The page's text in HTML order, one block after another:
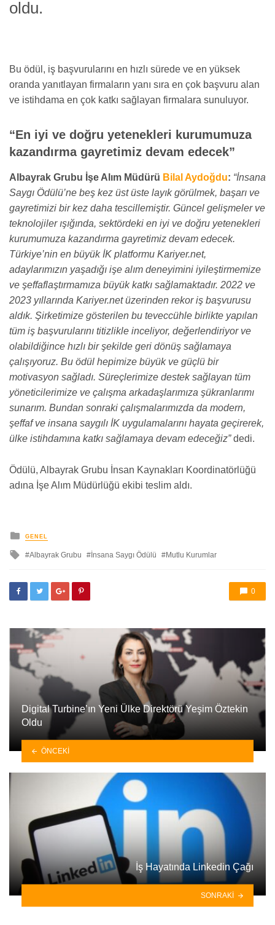
oldu.
Bu ödül, iş başvurularını en hızlı sürede ve en yüksek
oranda yanıtlayan firmaların yanı sıra en çok başvuru alan
ve istihdama en çok katkı sağlayan firmalara sunuluyor.
“En iyi ve doğru yetenekleri kurumumuza
kazandırma gayretimiz devam edecek”
Albayrak Grubu İşe Alım Müdürü Bilal Aydoğdu: “İnsana
Saygı Ödülü’ne beş kez üst üste layık görülmek, başarı ve
gayretimizi bir kez daha tescillemiştir. Güncel gelişmeler ve
teknolojiler ışığında, sektördeki en iyi ve doğru yetenekleri
kurumumuza kazandırma gayretimiz devam edecek.
Türkiye’nin en büyük İK platformu Kariyer.net,
adaylarımızın yaşadığı işe alım deneyimini iyileştirmemize
ve şeffaflaştırmamıza büyük katkı sağlamaktadır. 2022 ve
2023 yıllarında Kariyer.net üzerinden rekor iş başvurusu
aldık. Şirketimize gösterilen bu teveccühle birlikte yapılan
tüm iş başvurularını titizlikle inceliyor, değerlendiriyor ve
olabildiğince hızlı bir şekilde geri dönüş sağlamaya
çalışıyoruz. Bu ödül hepimize büyük ve güçlü bir
motivasyon sağladı. Süreçlerimize destek sağlayan tüm
yöneticilerimize ve çalışma arkadaşlarımıza şükranlarımı
sunarım. Bundan sonraki çalışmalarımızda da modern,
şeffaf ve insana saygılı İK uygulamalarını hayata geçirerek,
ülke istihdamına katkı sağlamaya devam edeceğiz”dedi.
Ödülü, Albayrak Grubu İnsan Kaynakları Koordinatörlüğü
adına İşe Alım Müdürlüğü ekibi teslim aldı.
yayınlanan
GENEL
ileAlbayrak Grubu İnsana Saygı Ödülü Mutlu Kurumlar
0
Digital Turbine’ın Yeni Ülke Direktörü Yeşim Öztekin
Oldu
ÖNCEKI
İş Hayatında Linkedin Çağı
SONRAKI